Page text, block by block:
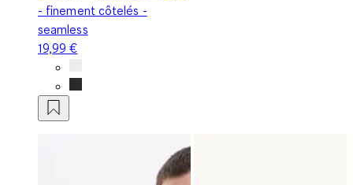
- finement côtelés -
seamless
19,99 €